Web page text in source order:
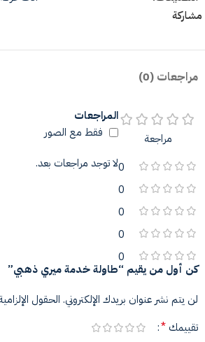
مشاركة
مراجعات (0)
مراجعة
0
0
0
0
0
المراجعات
فقط مع الصور
لا توجد مراجعات بعد.
كن أول من يقيم “طاولة خدمة ميري ذهبي”
لن يتم نشر عنوان بريدك الإلكتروني. الحقول
تقييمك *